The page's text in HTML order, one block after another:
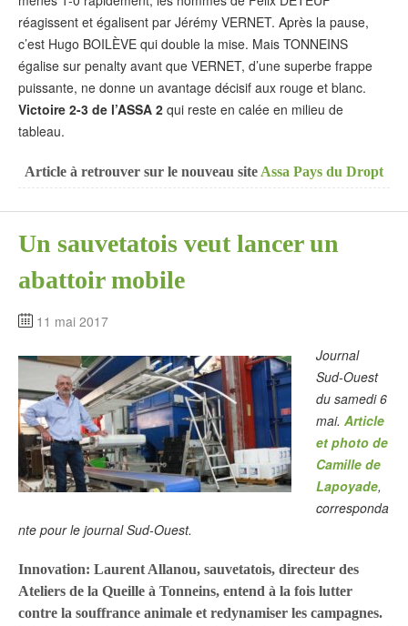
réagissent et égalisent par Jérémy VERNET. Après la pause,
c’est Hugo BOILÈVE qui double la mise. Mais TONNEINS
égalise sur penalty avant que VERNET, d’une superbe frappe
puissante, ne donne un avantage décisif aux rouge et blanc.
Victoire 2-3 de l’ASSA 2 qui reste en calée en milieu de
tableau.
Article à retrouver sur le nouveau site Assa Pays du Dropt
Un sauvetatois veut lancer un
abattoir mobile
11 mai 2017
Journal
Sud-Ouest
du samedi 6
mai.Article
et photo de
Camille de
Lapoyade,
corresponda
nte pour le journal Sud-Ouest.
Innovation: Laurent Allanou, sauvetatois, directeur des
Ateliers de la Queille à Tonneins, entend à la fois lutter
contre la souffrance animale et redynamiser les campagnes.